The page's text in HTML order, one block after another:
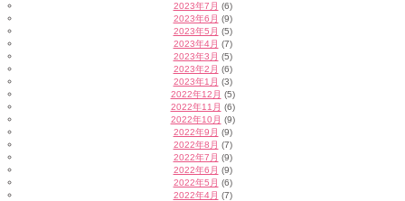
2023年7月 (6)
2023年6月 (9)
2023年5月 (5)
2023年4月 (7)
2023年3月 (5)
2023年2月 (6)
2023年1月 (3)
2022年12月 (5)
2022年11月 (6)
2022年10月 (9)
2022年9月 (9)
2022年8月 (7)
2022年7月 (9)
2022年6月 (9)
2022年5月 (6)
2022年4月 (7)